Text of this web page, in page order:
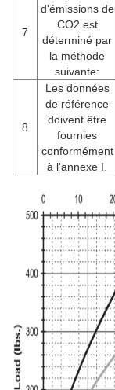
7
d'émissions de
CO2 est
déterminé par
la méthode
suivante:
8
Les données
de référence
doivent être
fournies
conformément
à l'annexe I.